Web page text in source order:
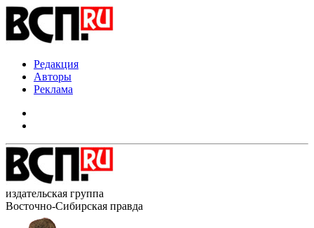
Редакция
Авторы
Реклама
издательская группа
Восточно-Сибирская правда